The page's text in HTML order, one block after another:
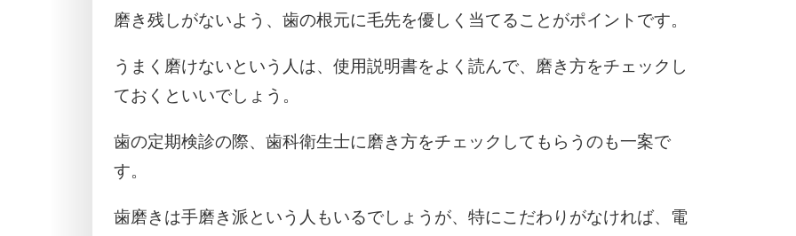
磨き残しがないよう、歯の根元に毛先を優しく当てることがポイントです。
うまく磨けないという人は、使用説明書をよく読んで、磨き方をチェックし
ておくといいでしょう。
歯の定期検診の際、歯科衛生士に磨き方をチェックしてもらうのも一案で
す。
歯磨きは手磨き派という人もいるでしょうが、特にこだわりがなければ、電